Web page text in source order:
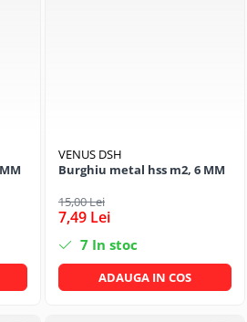
VENUS DSH
Burghiu metal hss m2, 6 MM
15,00 Lei
7,49 Lei
7 In stoc
ADAUGA IN COS